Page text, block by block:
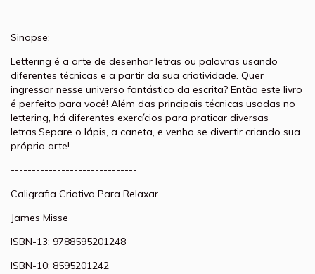
Sinopse:
Lettering é a arte de desenhar letras ou palavras usando
diferentes técnicas e a partir da sua criatividade. Quer
ingressar nesse universo fantástico da escrita? Então este livro
é perfeito para você! Além das principais técnicas usadas no
lettering, há diferentes exercícios para praticar diversas
letras.Separe o lápis, a caneta, e venha se divertir criando sua
própria arte!
------------------------------
Caligrafia Criativa Para Relaxar
James Misse
ISBN-13: 9788595201248
ISBN-10: 8595201242